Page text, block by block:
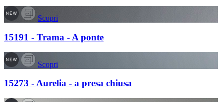
Scopri
15191 - Trama - A ponte
Scopri
15273 - Aurelia - a presa chiusa